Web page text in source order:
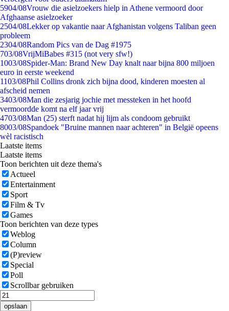
5904/08Vrouw die asielzoekers hielp in Athene vermoord door
Afghaanse asielzoeker
2504/08Lekker op vakantie naar Afghanistan volgens Taliban geen
probleem
2304/08Random Pics van de Dag #1975
703/08VrijMiBabes #315 (not very sfw!)
1003/08Spider-Man: Brand New Day knalt naar bijna 800 miljoen
euro in eerste weekend
1103/08Phil Collins dronk zich bijna dood, kinderen moesten al
afscheid nemen
3403/08Man die zesjarig jochie met messteken in het hoofd
vermoordde komt na elf jaar vrij
4703/08Man (25) sterft nadat hij lijm als condoom gebruikt
8003/08Spandoek "Bruine mannen naar achteren" in België opeens
wèl racistisch
Laatste items
Laatste items
Toon berichten uit deze thema's
Actueel
Entertainment
Sport
Film & Tv
Games
Toon berichten van deze types
Weblog
Column
(P)review
Special
Poll
Scrollbar gebruiken
opslaan